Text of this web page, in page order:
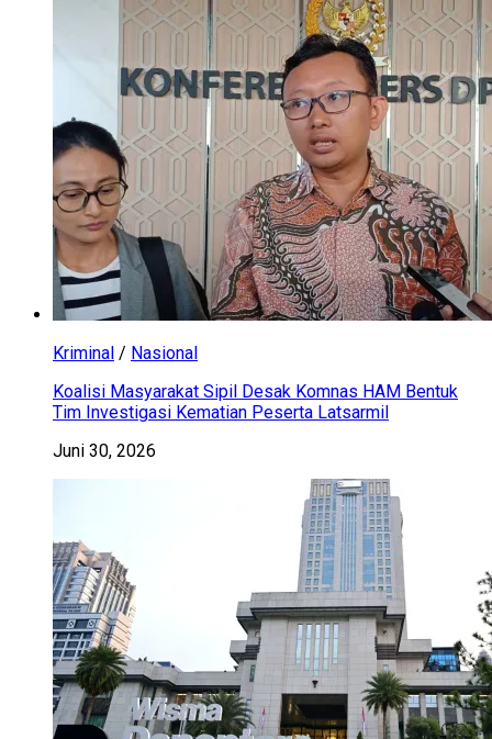
Kriminal / Nasional
Koalisi Masyarakat Sipil Desak Komnas HAM Bentuk
Tim Investigasi Kematian Peserta Latsarmil
Juni 30, 2026